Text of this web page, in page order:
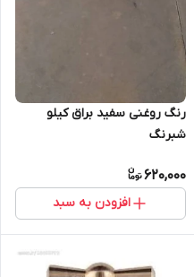
رنگ روغنی سفید براق کیلو
شبرنگ
620,000
افزودن به سبد